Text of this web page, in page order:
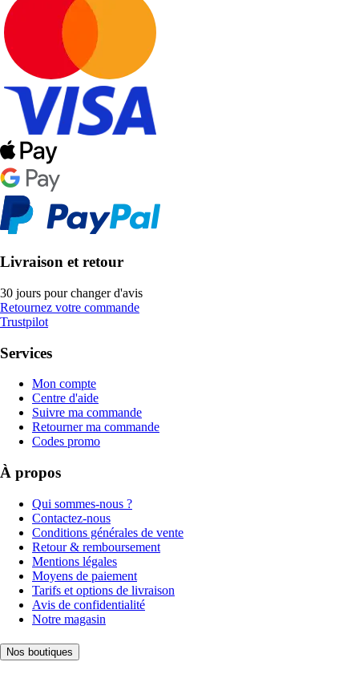
Livraison et retour
30 jours pour changer d'avis
Retournez votre commande
Trustpilot
Services
Mon compte
Centre d'aide
Suivre ma commande
Retourner ma commande
Codes promo
À propos
Qui sommes-nous ?
Contactez-nous
Conditions générales de vente
Retour & remboursement
Mentions légales
Moyens de paiement
Tarifs et options de livraison
Avis de confidentialité
Notre magasin
Nos boutiques